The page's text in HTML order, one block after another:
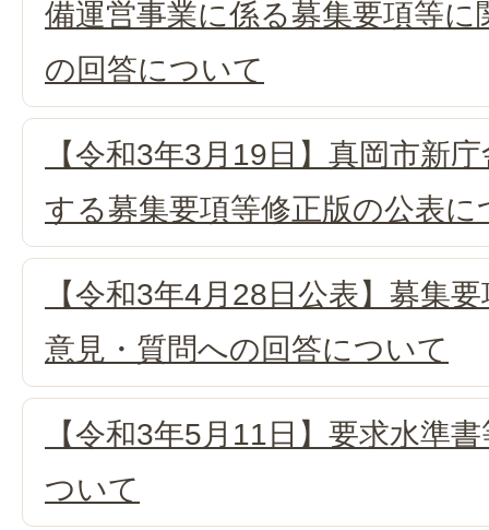
備運営事業に係る募集要項等
の回答について
【令和3年3月19日】真岡市新
する募集要項等修正版の公表に
【令和3年4月28日公表】募集
意見・質問への回答について
【令和3年5月11日】要求水準
ついて